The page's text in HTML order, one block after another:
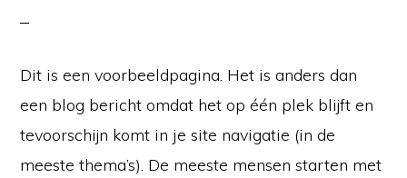
Dit is een voorbeeldpagina. Het is anders dan
een blog bericht omdat het op één plek blijft en
tevoorschijn komt in je site navigatie (in de
meeste thema’s). De meeste mensen starten met